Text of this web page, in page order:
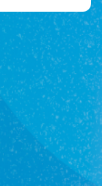
Отзывы 0